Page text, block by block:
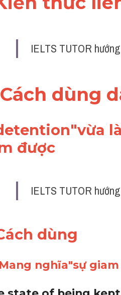
thức
IELTS TUTOR
dùng
"vừa
được
IELTS TUTOR
dùng
Mang nghĩa"sự